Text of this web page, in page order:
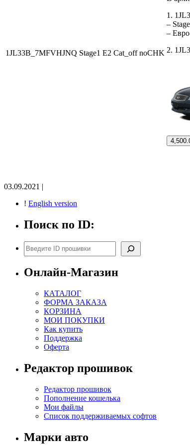
1JL33B_7MFVHJNQ Stage1 E2 Cat_off noCHK
1.
–
–
2.
03.09.2021 |
! English version
Поиск по ID:
Поиск
Онлайн-Магазин
КАТАЛОГ
ФОРМА ЗАКАЗА
КОРЗИНА
МОИ ПОКУПКИ
Как купить
Поддержка
Оферта
Редактор прошивок
Редактор прошивок
Пополнение кошелька
Мои файлы
Список поддерживаемых софтов
Марки авто